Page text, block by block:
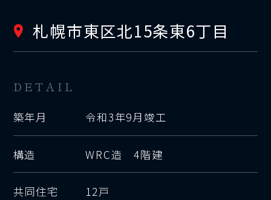
札幌市東区北15条東6丁目
DETAIL
築年月 令和3年9月竣工
構造 WRC造 4階建
共同住宅 12戸